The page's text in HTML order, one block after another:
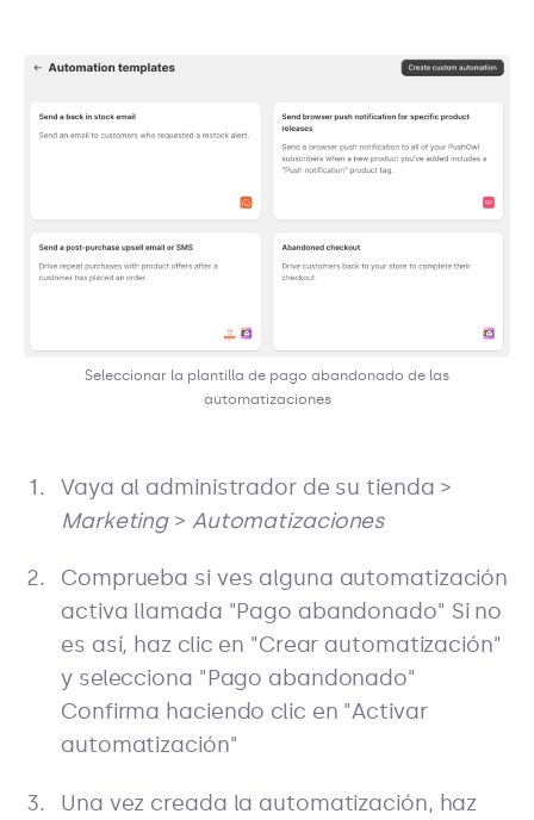
Seleccionar la plantilla de pago abandonado de las
automatizaciones
Vaya al administrador de su tienda >
Marketing> Automatizaciones
Comprueba si ves alguna automatización
activa llamada "Pago abandonado" Si no
es así, haz clic en "Crear automatización"
y selecciona "Pago abandonado"
Confirma haciendo clic en "Activar
automatización"
Una vez creada la automatización, haz